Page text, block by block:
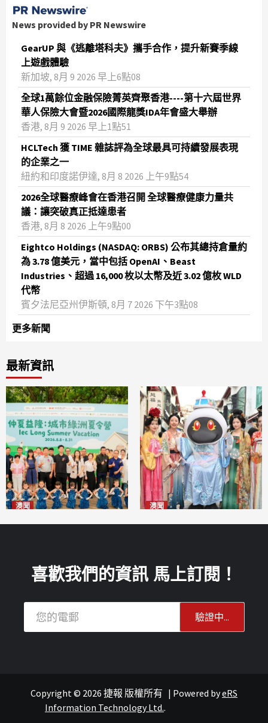
News provided by PR Newswire
GearUP 與《逃離塔科夫》攜手合作，提升新賽季線
上遊戲體驗
新加坡, 8月 9 2026 早上6點08
全球1萬餘位金融保險菁英齊聚香港----第十六屆世界
華人保險大會暨2026國際龍獎IDA年會盛大舉辦
香港, 8月 9 2026 早上1點51
HCLTech 獲 TIME 雜誌評為全球最具可持續發展表現
的企業之一
紐約和印度諾伊達, 8月 8 2026 上午9點54
2026全球醫療峰會在香港召開 全球醫療健康力量共
議：讓突破真正抵達患者
香港, 8月 8 2026 上午9點00
Eightco Holdings (NASDAQ: ORBS) 公布其總持倉量約
為 3.78 億美元，當中包括 OpenAI、Beast
Industries、超過 16,000 枚以太幣及近 3.02 億枚 WLD
代幣
賓夕法尼亞州伊斯頓, 8月 7 2026 下午3點08
更多新聞
最新資訊
澳聞
2026-08-09
澳聞
澳聞
喜歡我們的資訊 馬上訂閱！
Copyright © 2026 捷報 版權所有 | Powered byeRS
Information Technology Ltd..